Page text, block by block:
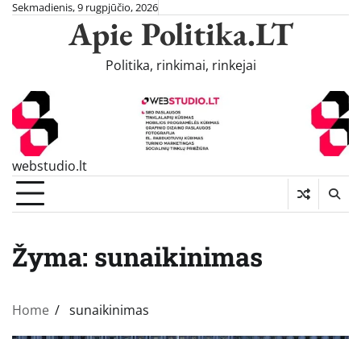
SkipSekmadienis, 9 rugpjūčio, 2026
Apie Politika.LT
Politika, rinkimai, rinkejai
webstudio.lt
Žyma: sunaikinimas
Home sunaikinimas